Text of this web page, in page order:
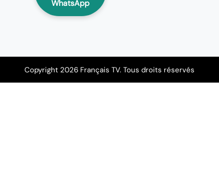
WhatsApp
Copyright 2026 Français TV. Tous droits réservés